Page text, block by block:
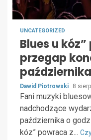
UNCATEGORIZED
Blues u
przegap
Dawid Piotrowski 8
Fani muzyki
nadchodzące
października o
kóz” powraca z...